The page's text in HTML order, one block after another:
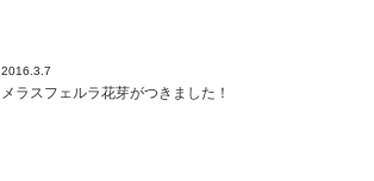
2016.3.7
メラスフェルラ花芽がつきました！